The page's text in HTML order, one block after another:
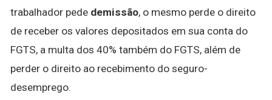
trabalhador pede demissão, o mesmo perde o direito
de receber os valores depositados em sua conta do
FGTS, a multa dos 40% também do FGTS, além de
perder o direito ao recebimento do seguro-
desemprego.